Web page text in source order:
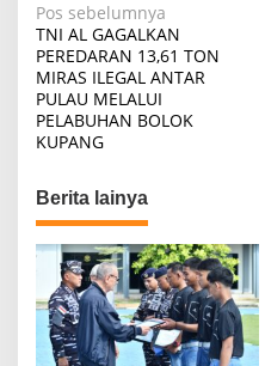
N
a
v
i
g
a
s
i
p
o
s
Pos sebelumnya
TNI AL GAGALKAN
PEREDARAN 13,61 TON
MIRAS ILEGAL ANTAR
PULAU MELALUI
PELABUHAN BOLOK
KUPANG
Berita lainya